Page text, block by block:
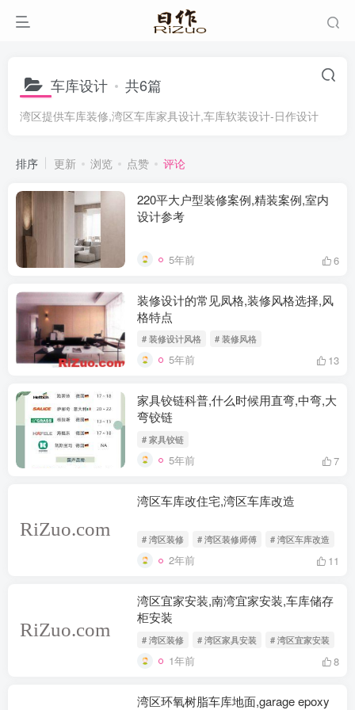
车库设计 共6篇
湾区提供车库装修,湾区车库家具设计,车库软装设计-日作设计
排序 更新 浏览 点赞 评论
220平大户型装修案例,精装案例,室内
设计参考
5年前 6
装修设计的常见凤格,装修风格选择,风
格特点
# 装修设计风格 # 装修风格
5年前 13
家具铰链科普,什么时候用直弯,中弯,大
弯铰链
# 家具铰链
5年前 7
湾区车库改住宅,湾区车库改造
# 湾区装修 # 湾区装修师傅 # 湾区车库改造
2年前 11
湾区宜家安装,南湾宜家安装,车库储存
柜安装
# 湾区装修 # 湾区家具安装 # 湾区宜家安装
1年前 8
湾区环氧树脂车库地面,garage epoxy